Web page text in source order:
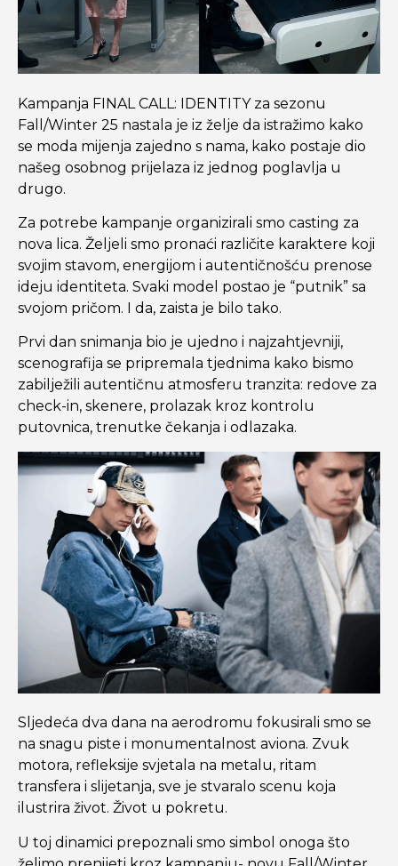
Kampanja FINAL CALL: IDENTITY za sezonu
Fall/Winter 25 nastala je iz želje da istražimo kako
se moda mijenja zajedno s nama, kako postaje dio
našeg osobnog prijelaza iz jednog poglavlja u
drugo.
Za potrebe kampanje organizirali smo casting za
nova lica. Željeli smo pronaći različite karaktere koji
svojim stavom, energijom i autentičnošću prenose
ideju identiteta. Svaki model postao je “putnik” sa
svojom pričom. I da, zaista je bilo tako.
Prvi dan snimanja bio je ujedno i najzahtjevniji,
scenografija se pripremala tjednima kako bismo
zabilježili autentičnu atmosferu tranzita: redove za
check-in, skenere, prolazak kroz kontrolu
putovnica, trenutke čekanja i odlazaka.
Sljedeća dva dana na aerodromu fokusirali smo se
na snagu piste i monumentalnost aviona. Zvuk
motora, refleksije svjetala na metalu, ritam
transfera i slijetanja, sve je stvaralo scenu koja
ilustrira život. Život u pokretu.
U toj dinamici prepoznali smo simbol onoga što